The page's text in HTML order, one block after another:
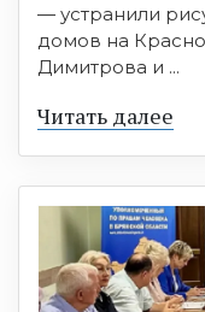
— устранили
домов на
Димитрова и ...
Читать далее